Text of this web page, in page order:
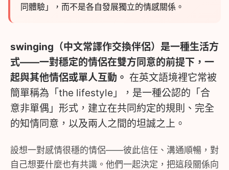
同體驗」，而不是各自發展獨立的情感關係。
swinging（中文常譯作交換伴侶）是一種生活方
式——一對穩定的情侶在雙方同意的前提下，一
起與其他情侶或單人互動。 在英文語境裡它常被
簡單稱為「the lifestyle」，是一種公認的「合
意非單偶」形式，建立在共同約定的規則、完全
的知情同意，以及兩人之間的坦誠之上。
設想一對感情很穩的情侶——彼此信任、溝通順暢，對
自己想要什麼也有共識。他們一起決定，把這段關係向